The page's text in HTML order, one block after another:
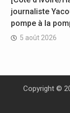
journaliste
pompe à la
5 août 2026
Copyright ©